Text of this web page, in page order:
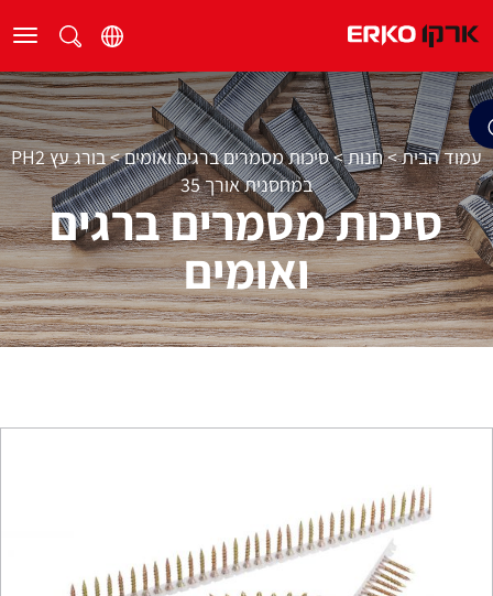
עמוד הבית>חנות>סיכות מסמרים ברגים ואומים>
בורג עץ PH2
במחסנית אורך 35
סיכות מסמרים ברגים
ואומים